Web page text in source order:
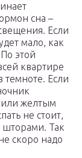
сна –
Если
мало, как
этой
квартире
темноте. Если
или желтым
не стоит,
шторами. Так
скоро надо